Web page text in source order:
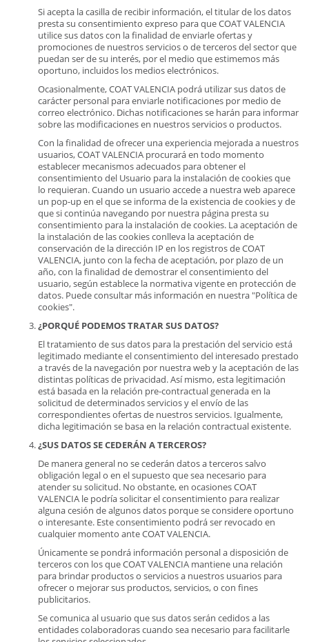
Si acepta la casilla de recibir información, el titular de los datos
presta su consentimiento expreso para que COAT VALENCIA
utilice sus datos con la finalidad de enviarle ofertas y
promociones de nuestros servicios o de terceros del sector que
puedan ser de su interés, por el medio que estimemos más
oportuno, incluidos los medios electrónicos.
Ocasionalmente, COAT VALENCIA podrá utilizar sus datos de
carácter personal para enviarle notificaciones por medio de
correo electrónico. Dichas notificaciones se harán para informar
sobre las modificaciones en nuestros servicios o productos.
Con la finalidad de ofrecer una experiencia mejorada a nuestros
usuarios, COAT VALENCIA procurará en todo momento
establecer mecanismos adecuados para obtener el
consentimiento del Usuario para la instalación de cookies que
lo requieran. Cuando un usuario accede a nuestra web aparece
un pop-up en el que se informa de la existencia de cookies y de
que si continúa navegando por nuestra página presta su
consentimiento para la instalación de cookies. La aceptación de
la instalación de las cookies conlleva la aceptación de
conservación de la dirección IP en los registros de COAT
VALENCIA, junto con la fecha de aceptación, por plazo de un
año, con la finalidad de demostrar el consentimiento del
usuario, según establece la normativa vigente en protección de
datos. Puede consultar más información en nuestra "Política de
cookies".
¿PORQUÉ PODEMOS TRATAR SUS DATOS?
El tratamiento de sus datos para la prestación del servicio está
legitimado mediante el consentimiento del interesado prestado
a través de la navegación por nuestra web y la aceptación de las
distintas políticas de privacidad. Así mismo, esta legitimación
está basada en la relación pre-contractual generada en la
solicitud de determinados servicios y el envío de las
correspondientes ofertas de nuestros servicios. Igualmente,
dicha legitimación se basa en la relación contractual existente.
¿SUS DATOS SE CEDERÁN A TERCEROS?
De manera general no se cederán datos a terceros salvo
obligación legal o en el supuesto que sea necesario para
atender su solicitud. No obstante, en ocasiones COAT
VALENCIA le podría solicitar el consentimiento para realizar
alguna cesión de algunos datos porque se considere oportuno
o interesante. Este consentimiento podrá ser revocado en
cualquier momento ante COAT VALENCIA.
Únicamente se pondrá información personal a disposición de
terceros con los que COAT VALENCIA mantiene una relación
para brindar productos o servicios a nuestros usuarios para
ofrecer o mejorar sus productos, servicios, o con fines
publicitarios.
Se comunica al usuario que sus datos serán cedidos a las
entidades colaboradoras cuando sea necesario para facilitarle